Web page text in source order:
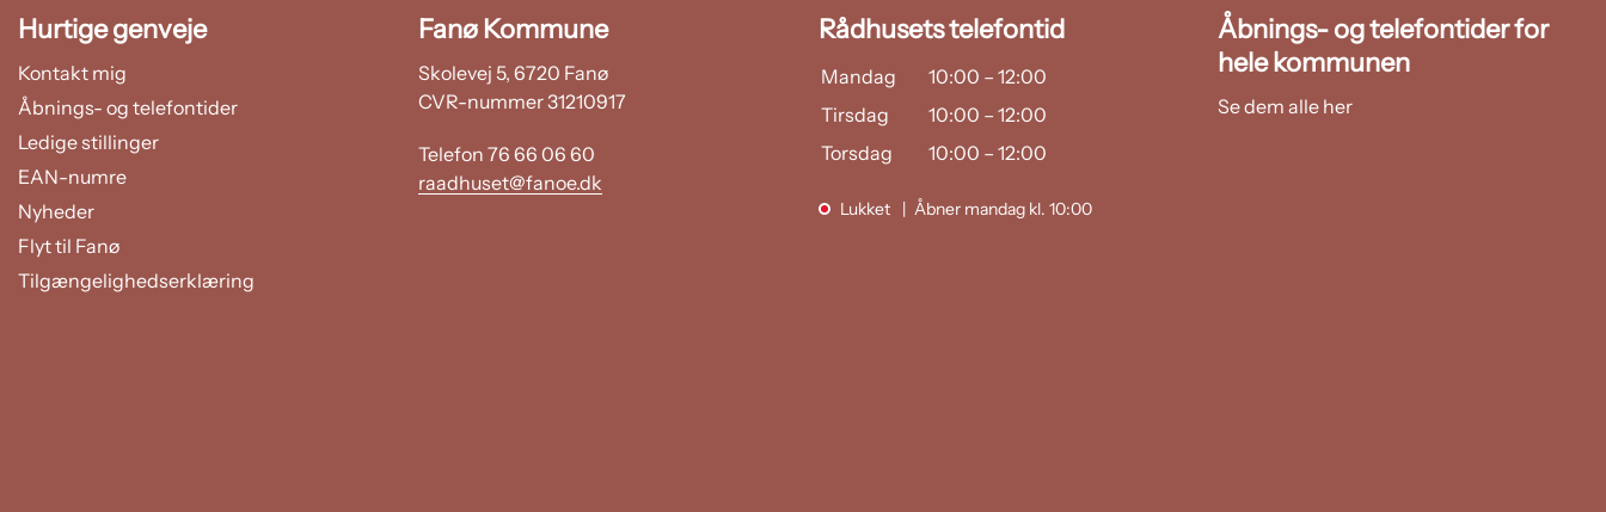
Hurtige genveje
Kontakt mig
Åbnings- og telefontider
Ledige stillinger
EAN-numre
Nyheder
Flyt til Fanø
Tilgængelighedserklæring
Fanø Kommune
Skolevej 5, 6720 Fanø
CVR-nummer 31210917
Telefon 76 66 06 60
raadhuset@fanoe.dk
Rådhusets telefontid
Mandag 10:00 – 12:00
Tirsdag
10:00 – 12:00
Torsdag
10:00 – 12:00
Lukket Åbner mandag kl. 10:00
Åbnings- og telefontider for
hele kommunen
Se dem alle her